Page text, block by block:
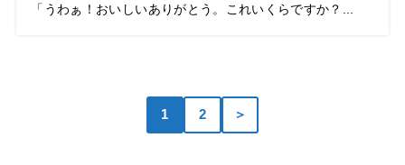
「うわぁ！おいしいありがとう。これいくらですか？...
1 2 ＞